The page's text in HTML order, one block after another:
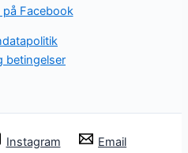
på Facebook
betingelser
Instagram Email